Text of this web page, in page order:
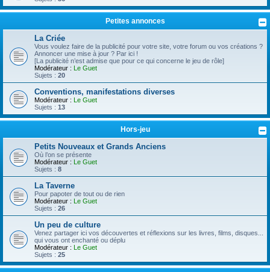
Petites annonces
La Criée
Vous voulez faire de la publicité pour votre site, votre forum ou vos créations ?
Annoncer une mise à jour ? Par ici !
[La publicité n’est admise que pour ce qui concerne le jeu de rôle]
Modérateur : Le Guet
Sujets : 20
Conventions, manifestations diverses
Modérateur : Le Guet
Sujets : 13
Hors-jeu
Petits Nouveaux et Grands Anciens
Où l’on se présente
Modérateur : Le Guet
Sujets : 8
La Taverne
Pour papoter de tout ou de rien
Modérateur : Le Guet
Sujets : 26
Un peu de culture
Venez partager ici vos découvertes et réflexions sur les livres, films, disques...
qui vous ont enchanté ou déplu
Modérateur : Le Guet
Sujets : 25